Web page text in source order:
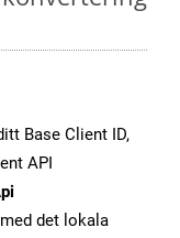
Base Client ID,
API
med det lokala